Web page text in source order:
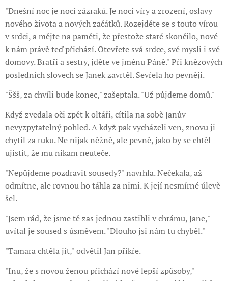
"Dnešní noc je nocí zázraků. Je nocí víry a zrození, oslavy
nového života a nových začátků. Rozejděte se s touto vírou
v srdci, a mějte na paměti, že přestože staré skončilo, nové
k nám právě teď přichází. Otevřete svá srdce, své mysli i své
domovy. Bratři a sestry, jděte ve jménu Páně." Při knězových
posledních slovech se Janek zavrtěl. Sevřela ho pevněji.
"Ššš, za chvíli bude konec," zašeptala. "Už půjdeme domů."
Když zvedala oči zpět k oltáři, cítila na sobě Janův
nevyzpytatelný pohled. A když pak vycházeli ven, znovu ji
chytil za ruku. Ne nijak něžně, ale pevně, jako by se chtěl
ujistit, že mu nikam neuteče.
"Nepůjdeme pozdravit sousedy?" navrhla. Nečekala, až
odmítne, ale rovnou ho táhla za nimi. K její nesmírné úlevě
šel.
"Jsem rád, že jsme tě zas jednou zastihli v chrámu, Jane,"
uvítal je soused s úsměvem. "Dlouho jsi nám tu chyběl."
"Tamara chtěla jít," odvětil Jan příkře.
"Inu, že s novou ženou přichází nové lepší způsoby,"